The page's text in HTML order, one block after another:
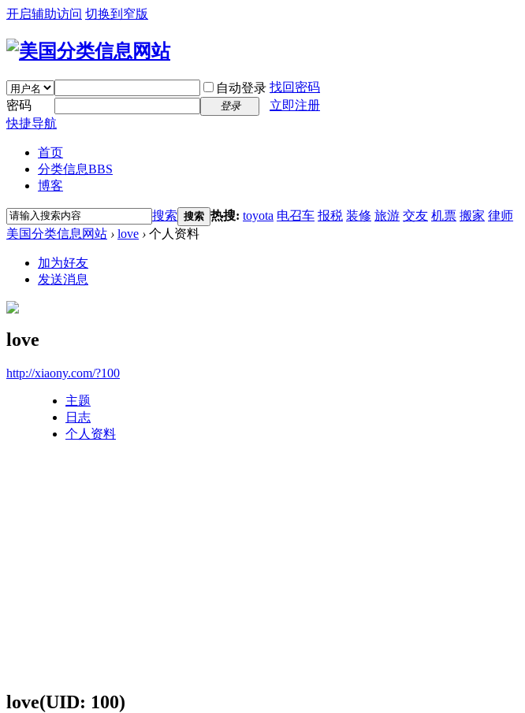
开启辅助访问 切换到窄版
自动登录 找回密码
密码
登录
立即注册
快捷导航
首页
分类信息BBS
博客
搜索 搜索 热搜: toyota 电召车 报税 装修 旅游 交友 机票 搬家 律师
美国分类信息网站 › love › 个人资料
加为好友
发送消息
love
http://xiaony.com/?100
主题
日志
个人资料
love(UID: 100)